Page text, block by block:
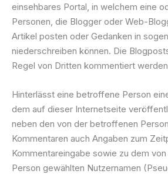
einsehbares Portal, in welchem eine
Personen, die Blogger oder Web-
Artikel posten oder Gedanken in
niederschreiben können. Die
Regel von Dritten kommentiert
Hinterlässt eine betroffene Person
dem auf dieser Internetseite
neben den von der betroffenen
Kommentaren auch Angaben zum
Kommentareingabe sowie zu dem
Person gewählten Nutzernamen